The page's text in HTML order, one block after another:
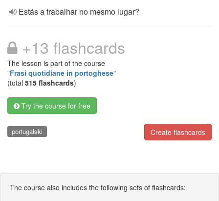
Estás a trabalhar no mesmo lugar?
+13 flashcards
The lesson is part of the course
"Frasi quotidiane in portoghese"
(total 515 flashcards)
Try the course for free
Create flashcards
portugalski
The course also includes the following sets of flashcards: